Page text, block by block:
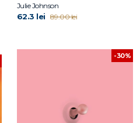
Julie Johnson
62.3 lei 89.00 lei
-30%